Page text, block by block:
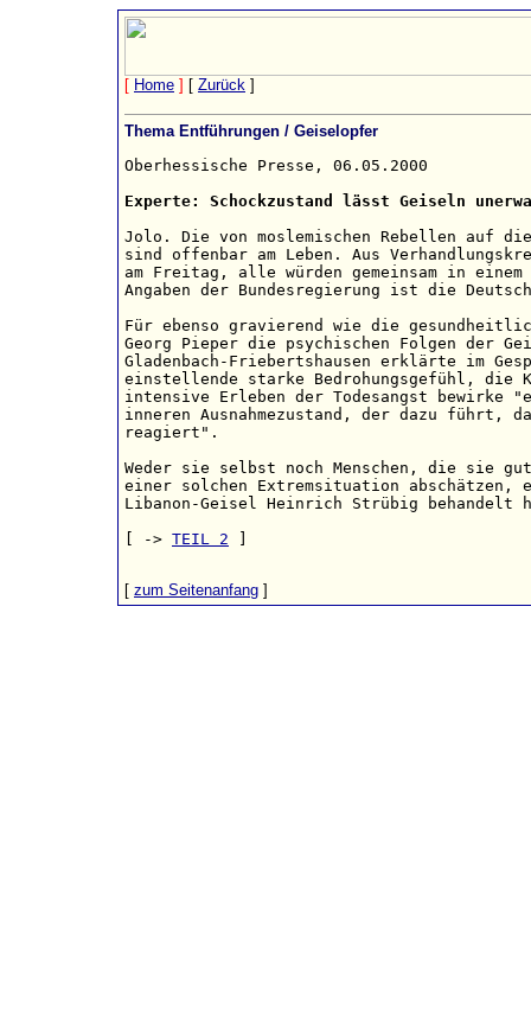
[ Home ] [ Zurück ]
Thema Entführungen / Geiselopfer
Oberhessische Presse, 06.05.2000
Experte: Schockzustand lässt Geiseln
Jolo. Die von moslemischen Rebellen auf
sind offenbar am Leben. Aus
am Freitag, alle würden gemeinsam in
Angaben der Bundesregierung ist die
Für ebenso gravierend wie die
Georg Pieper die psychischen Folgen der
Gladenbach-Friebertshausen erklärte im
einstellende starke Bedrohungsgefühl, die
intensive Erleben der Todesangst bewirke
inneren Ausnahmezustand, der dazu
reagiert".
Weder sie selbst noch Menschen, die sie
einer solchen Extremsituation
Libanon-Geisel Heinrich Strübig
[ -> TEIL 2 ]
[ zum Seitenanfang ]